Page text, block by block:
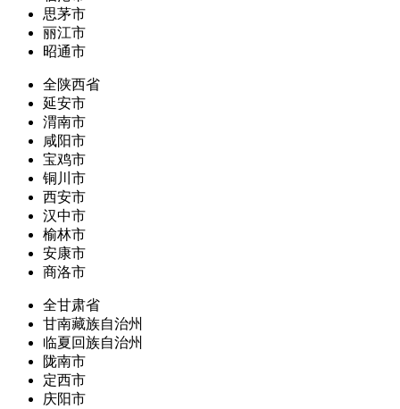
思茅市
丽江市
昭通市
全陕西省
延安市
渭南市
咸阳市
宝鸡市
铜川市
西安市
汉中市
榆林市
安康市
商洛市
全甘肃省
甘南藏族自治州
临夏回族自治州
陇南市
定西市
庆阳市